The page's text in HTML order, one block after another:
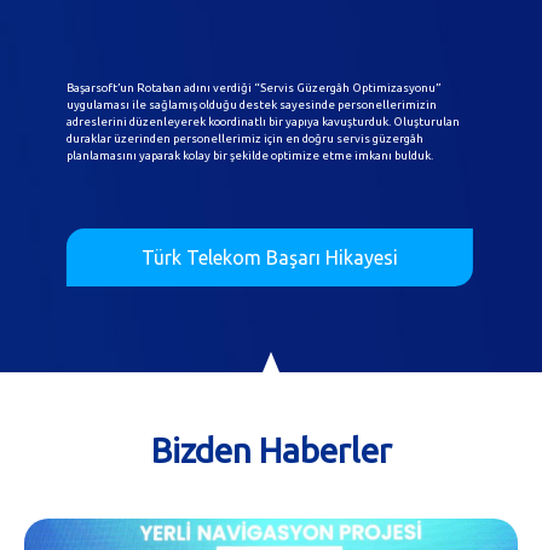
Başarsoft’un Rotaban adını verdiği “Servis Güzergâh Optimizasyonu”
uygulaması ile sağlamış olduğu destek sayesinde personellerimizin
adreslerini düzenleyerek koordinatlı bir yapıya kavuşturduk. Oluşturulan
duraklar üzerinden personellerimiz için en doğru servis güzergâh
planlamasını yaparak kolay bir şekilde optimize etme imkanı bulduk.
Türk Telekom Başarı Hikayesi
Bizden Haberler